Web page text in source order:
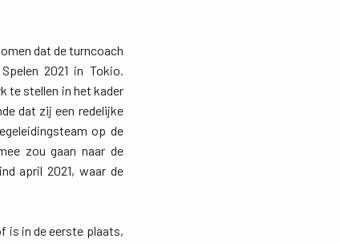
dat de turncoach
2021 in Tokio.
te stellen in het kader
dat zij een redelijke
op de
zou gaan naar de
april 2021, waar de
is in de eerste plaats,